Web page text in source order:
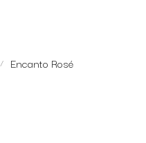
/ Encanto Rosé